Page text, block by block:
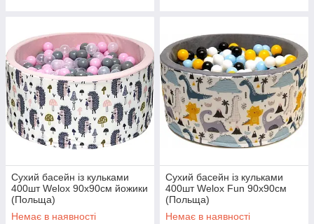
Сухий басейн із кульками
400шт Welox 90x90см йожики
(Польща)
Немає в наявності
Сухий басейн із кульками
400шт Welox Fun 90x90см
(Польща)
Немає в наявності